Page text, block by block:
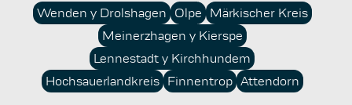
las posibilidades de financiación y los conceptos
sostenibles crean un valor añadido real para sí mismos
y para las generaciones futuras.
Wenden y Drolshagen Olpe
Märkischer Kreis
Meinerzhagen y Kierspe
Lennestadt y Kirchhundem
Hochsauerlandkreis
Finnentrop Attendorn